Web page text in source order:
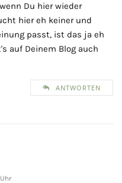
Du hier wieder
hier eh keiner und
passt, ist das ja eh
auf Deinem Blog auch
ANTWORTEN